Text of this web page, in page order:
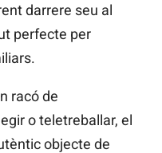
darrere seu al
perfecte per
racó de
o teletreballar, el
objecte de